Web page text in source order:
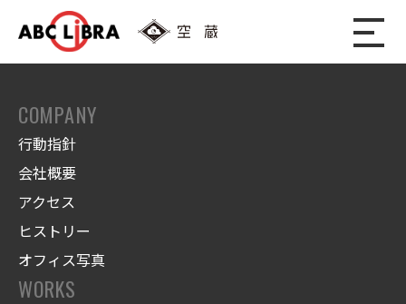
COMPANY
行動指針
会社概要
アクセス
ヒストリー
オフィス写真
WORKS